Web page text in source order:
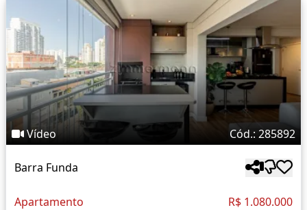
Vídeo Cód.: 285892
Barra Funda
Apartamento R$ 1.080.000